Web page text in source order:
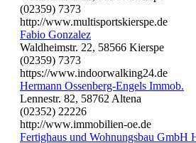
(02359) 7373
http://www.multisportskierspe.de
Fabio Gonzalez
Waldheimstr. 22, 58566 Kierspe
(02359) 7373
https://www.indoorwalking24.de
Hermann Ossenberg-Engels Immob.
Lennestr. 82, 58762 Altena
(02352) 22226
http://www.immobilien-oe.de
Fertighaus und Wohnungsbau GmbH